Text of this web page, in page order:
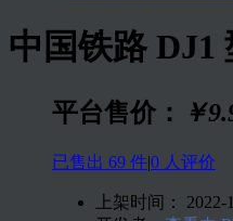
中国铁路 DJ1
平台售价： ￥
已售出 69 件|0 人评价
上架时间：
2022-